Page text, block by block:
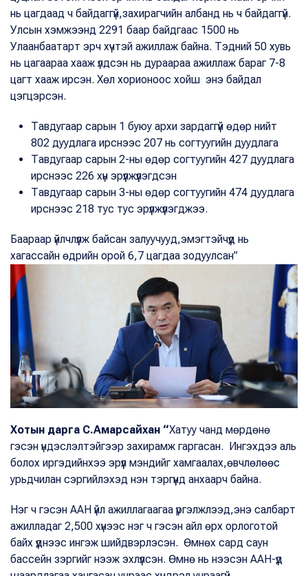
нь цагдаад ч байдаггүй,захирагчийн албанд нь ч байдаггүй.
Улсын хэмжээнд 2291 баар байдгаас 1500 нь
Улаанбаатарт эрч хүчтэй ажиллаж байна. Тэдний 50 хувь
нь цагаараа хааж үлдсэн нь дураараа ажиллаж бараг 7-8
цагт хааж ирсэн. Хөл хорионоос хойш энэ байдал
цэгцэрсэн.
Тавдугаар сарын 1 буюу архи зардаггүй өдөр нийт
802 дуудлага ирснээс 207 нь согтуугийн дуудлага
Тавдугаар сарын 2-ны өдөр согтуугийн 427 дуудлага
ирснээс 226 хүн эрүүлжүүлэгдсэн
Тавдугаар сарын 3-ны өдөр согтуугийн 474 дуудлага
ирснээс 218 тус тус эрүүлжүүлэгджээ.
Баараар үйлчлүүлж байсан залуучууд,эмэгтэйчүүд нь
хагассайн өдрийн орой 6,7 цагдаа зодуулсан”
Хотын дарга С.Амарсайхан “Хатуу чанд мөрдөнө
гэсэн үндэслэлтэйгээр захирамж гаргасан. Ингэхдээ аль
болох иргэдийнхээ эрүүл мэндийг хамгаалах,өвчлөлөөс
урьдчилан сэргийлэхэд нэн тэргүүнд анхаарч байна.
Нэг ч гэсэн ААН үйл ажиллагаагаа үргэлжлээд,энэ салбарт
ажилладаг 2,500 хүнээс нэг ч гэсэн айл өрх орлоготой
байх үүднээс ингэж шийдвэрлэсэн. Өмнөх сард саун
бассейн зэргийг нээж эхлүүлсэн. Өмнө нь нээсэн ААН-үүд